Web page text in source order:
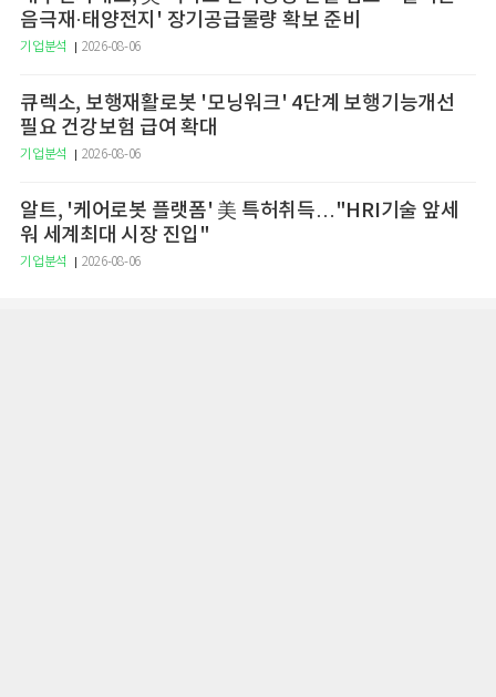
음극재·태양전지' 장기공급물량 확보 준비
기업분석 2026-08-06
큐렉소, 보행재활로봇 '모닝워크' 4단계 보행기능개선
필요 건강보험 급여 확대
기업분석 2026-08-06
알트, '케어로봇 플랫폼' 美 특허취득…"HRI기술 앞세
워 세계최대 시장 진입"
기업분석 2026-08-06